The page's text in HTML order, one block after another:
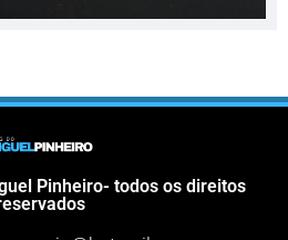
Pinheiro- todos os direitos